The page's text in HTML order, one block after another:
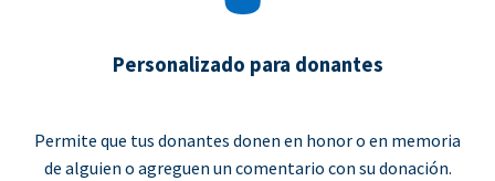
Personalizado para donantes
Permite que tus donantes donen en honor o en memoria
de alguien o agreguen un comentario con su donación.